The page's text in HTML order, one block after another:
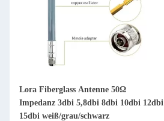
Lora Fiberglass Antenne 50Ω
Impedanz 3dbi 5,8dbi 8dbi 10dbi 12dbi
15dbi weiß/grau/schwarz